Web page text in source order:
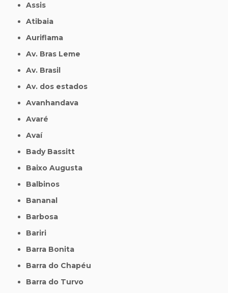
Assis
Atibaia
Auriflama
Av. Bras Leme
Av. Brasil
Av. dos estados
Avanhandava
Avaré
Avaí
Bady Bassitt
Baixo Augusta
Balbinos
Bananal
Barbosa
Bariri
Barra Bonita
Barra do Chapéu
Barra do Turvo